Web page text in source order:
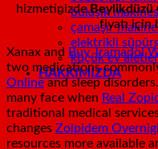
bulaşık
çamaşır
elektrikli
küçük ev
HAKKIMIZDA
hizmetinizde.Beylikdüzü
fiyatı için
Xanax and Buy Tramadol
two medications
Onlineand sleep
many face when Real
traditional medical
changes Zolpidem
resources more available